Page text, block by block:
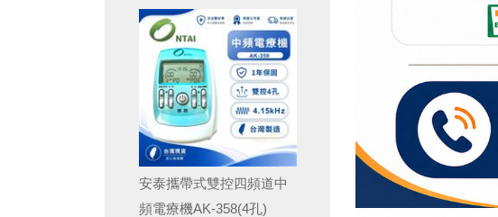
安泰攜帶式雙控四頻道中
頻電療機AK-358(4孔)